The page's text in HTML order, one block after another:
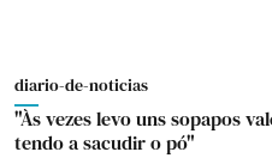
diario-de-noticias
"Às vezes levo uns sopapos
tendo a sacudir o pó"